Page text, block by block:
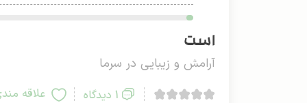
است
آرامش و زیبایی در سرما
1 دیدگاه علاقه